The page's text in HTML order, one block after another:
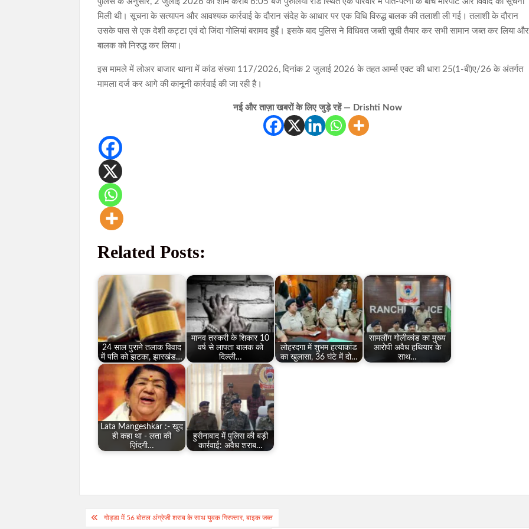
मिली थी। सूचना के सत्यापन और आवश्यक कार्रवाई के दौरान संदेह के आधार पर एक विधि विरुद्ध बालक की तलाशी ली गई। तलाशी के दौरान
उसके पास से एक देशी कट्टा एवं दो जिंदा गोलियां बरामद हुईं। इसके बाद पुलिस ने विधिवत जब्ती सूची तैयार कर सभी सामान जब्त कर लिया और
बालक को निरुद्ध कर लिया।
इस मामले में लोअर बाजार थाना में कांड संख्या 117/2026, दिनांक 2 जुलाई 2026 के तहत आर्म्स एक्ट की धारा 25(1-बी)ए/26 के अंतर्गत
मामला दर्ज कर आगे की कानूनी कार्रवाई की जा रही है।
नई और ताज़ा खबरों के लिए जुड़े रहें — Drishti Now
Related Posts:
24 साल पुराने तलाक विवाद
में पति को झटका, झारखंड…
मानव तस्करी के शिकार 10
वर्ष से लापता बालक को
दिल्ली…
लोहरदगा में शुभम हत्याकांड
का खुलासा, 36 घंटे में दो…
सामलौंग गोलीकांड का मुख्य
आरोपी अवैध हथियार के
साथ…
Lata Mangeshkar :- खुद
ही कहा था - लता की
ज़िंदगी…
हुसैनाबाद में पुलिस की बड़ी
कार्रवाई: अवैध शराब…
Postगोड्डा में 56 बोतल अंग्रेजी शराब के साथ युवक गिरफ्तार, बाइक जब्त